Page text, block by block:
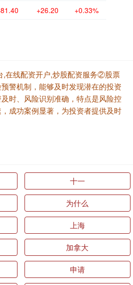
+26.20 +0.33%
,在线配资开户,炒股配资服务②股票
警机制，能够及时发现潜在的投资
时、风险识别准确，特点是风险控
成功案例显著，为投资者提供及时
十一
为什么
上海
加拿大
申请